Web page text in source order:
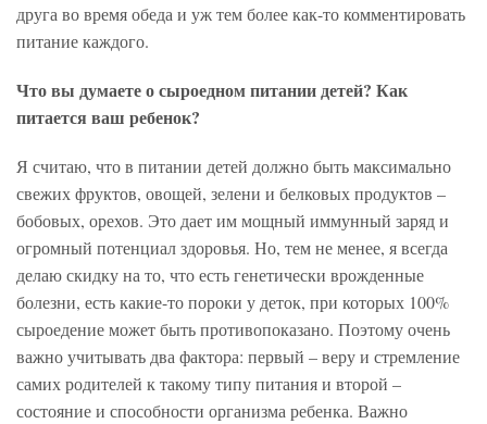
друга во время обеда и уж тем более как-то комментировать
питание каждого.
Что вы думаете о сыроедном питании детей? Как
питается ваш ребенок?
Я считаю, что в питании детей должно быть максимально
свежих фруктов, овощей, зелени и белковых продуктов –
бобовых, орехов. Это дает им мощный иммунный заряд и
огромный потенциал здоровья. Но, тем не менее, я всегда
делаю скидку на то, что есть генетически врожденные
болезни, есть какие-то пороки у деток, при которых 100%
сыроедение может быть противопоказано. Поэтому очень
важно учитывать два фактора: первый – веру и стремление
самих родителей к такому типу питания и второй –
состояние и способности организма ребенка. Важно